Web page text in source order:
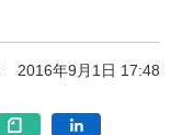
2016年9月1日 17:48